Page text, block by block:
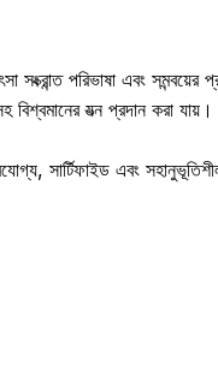
বিশ্বমানের যত্ন প্রদান করা যায়।
সার্টিফাইড এবং